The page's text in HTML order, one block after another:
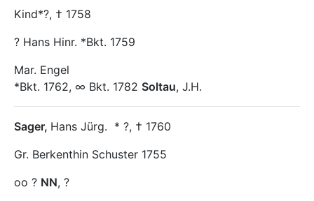
Kind*?, † 1758
? Hans Hinr. *Bkt. 1759
Mar. Engel
*Bkt. 1762, ∞ Bkt. 1782 Soltau, J.H.
Sager, Hans Jürg. * ?, † 1760
Gr. Berkenthin Schuster 1755
oo ? NN, ?